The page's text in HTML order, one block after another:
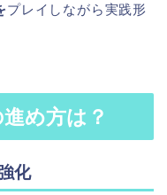
プレイしながら実践形
め方は？
化